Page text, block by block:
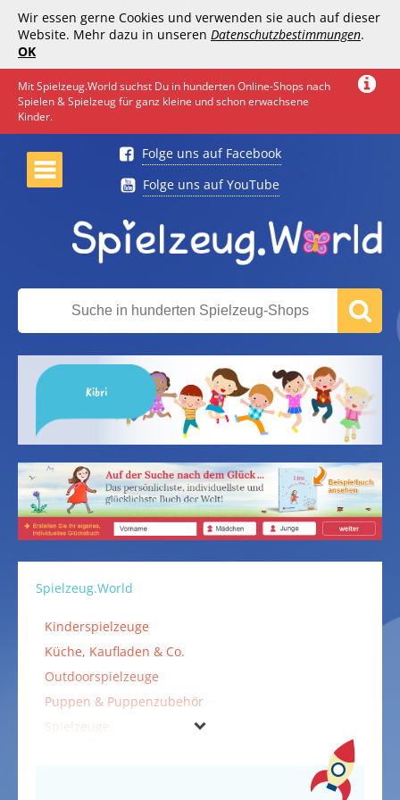
Wir essen gerne Cookies und verwenden sie auch auf dieser
Website. Mehr dazu in unseren Datenschutzbestimmungen.
OK
Mit Spielzeug.World suchst Du in hunderten Online-Shops nach
Spielen & Spielzeug für ganz kleine und schon erwachsene
Kinder.
Folge uns auf Facebook
Folge uns auf YouTube
Kibri
Spielzeug.World
Kinderspielzeuge
Küche, Kaufladen & Co.
Outdoorspielzeuge
Puppen & Puppenzubehör
Spielzeuge